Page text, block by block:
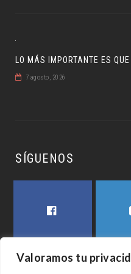
Valoramos tu
LO MÁS IMPORTANTE ES
7 agosto, 2026
SÍGUENOS